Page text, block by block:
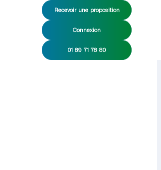
Recevoir une proposition
Connexion
01 89 71 78 80